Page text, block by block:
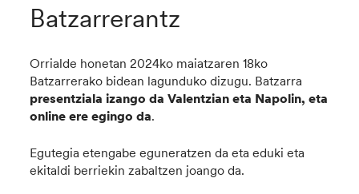
Batzarrerantz
Orrialde honetan 2024ko maiatzaren 18ko
Batzarrerako bidean lagunduko dizugu. Batzarra
presentziala izango da Valentzian eta Napolin, eta
online ere egingo da.
Egutegia etengabe eguneratzen da eta eduki eta
ekitaldi berriekin zabaltzen joango da.